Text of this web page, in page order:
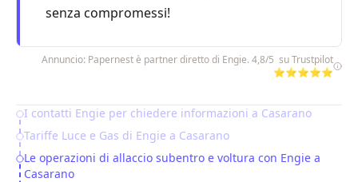
senza compromessi!
Annuncio: Papernest è partner diretto di Engie. 4,8/5 su Trustpilot
⭐⭐⭐⭐⭐
Table of Contents
I contatti Engie per chiedere informazioni a Casarano
Tariffe Luce e Gas di Engie a Casarano
Le operazioni di allaccio subentro e voltura con Engie a
Casarano